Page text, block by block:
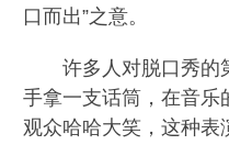
口而出”之意。
许多人对脱口秀的
手拿一支话筒，在音乐
观众哈哈大笑，这种表